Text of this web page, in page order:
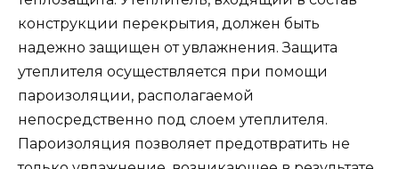
конструкции перекрытия, должен быть
надежно защищен от увлажнения. Защита
утеплителя осуществляется при помощи
пароизоляции, располагаемой
непосредственно под слоем утеплителя.
Пароизоляция позволяет предотвратить не